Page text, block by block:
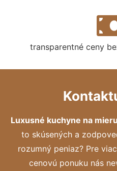
transparentné ceny
Luxusné kuchyne na
to skúsených a
rozumný peniaz? Pre
cenovú ponuku nás